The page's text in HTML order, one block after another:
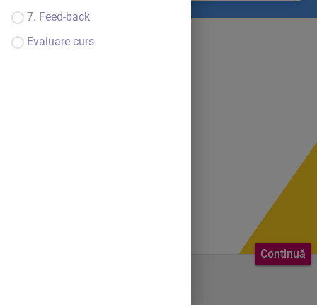
7. Feed-back
Evaluare curs
Continuă